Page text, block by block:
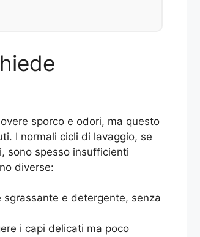
sporco e odori, ma questo
I normali cicli di lavaggio, se
sono spesso insufficienti
diverse:
sgrassante e detergente, senza
i capi delicati ma poco